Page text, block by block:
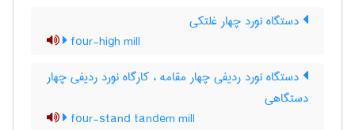
دستگاه نورد چهار غلتکی
four-high mill
دستگاه نورد ردیفی چهار مقامه ، کارگاه نورد ردیفی چهار
دستگاهی
four-stand tandem mill